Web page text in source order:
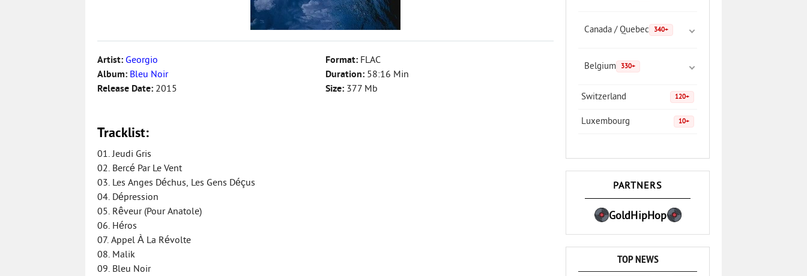
Artist: Georgio
Album: Bleu Noir
Release Date: 2015
Format: FLAC
Duration: 58:16 Min
Size: 377 Mb
Tracklist:
01. Jeudi Gris
02. Bercé Par Le Vent
03. Les Anges Déchus, Les Gens Déçus
04. Dépression
05. Rêveur (Pour Anatole)
06. Héros
07. Appel À La Révolte
08. Malik
09. Bleu Noir
Canada / Quebec 340+
Belgium 330+
Switzerland 120+
Luxembourg 10+
PARTNERS
GoldHipHop
TOP NEWS